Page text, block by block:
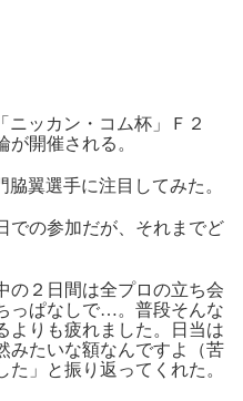
り込む不安のある方のご相
ニッカン・コム杯」Ｆ２
が開催される。
翼選手に注目してみた。
での参加だが、それまでど
の２日間は全プロの立ち会
っぱなしで…。普段そんな
よりも疲れました。日当は
みたいな額なんですよ（苦
」と振り返ってくれた。